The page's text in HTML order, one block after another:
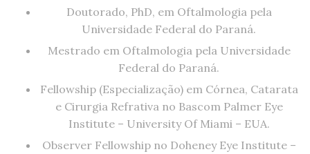
Doutorado, PhD, em Oftalmologia pela
Universidade Federal do Paraná.
Mestrado em Oftalmologia pela Universidade
Federal do Paraná.
Fellowship (Especialização) em Córnea, Catarata
e Cirurgia Refrativa no Bascom Palmer Eye
Institute – University Of Miami – EUA.
Observer Fellowship no Doheney Eye Institute –